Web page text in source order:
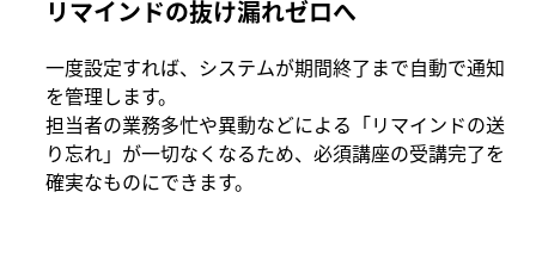
リマインドの抜け漏れゼロへ
一度設定すれば、システムが期間終了まで自動で通知
を管理します。
担当者の業務多忙や異動などによる「リマインドの送
り忘れ」が一切なくなるため、必須講座の受講完了を
確実なものにできます。